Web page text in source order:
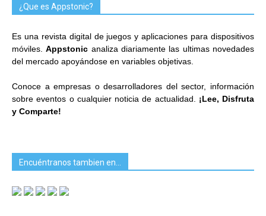
¿Que es Appstonic?
Es una revista digital de juegos y aplicaciones para dispositivos
móviles.Appstonic analiza diariamente las ultimas novedades
del mercado apoyándose en variables objetivas.
Conoce a empresas o desarrolladores del sector, información
sobre eventos o cualquier noticia de actualidad. ¡Lee, Disfruta
y Comparte!
Encuéntranos tambien en…